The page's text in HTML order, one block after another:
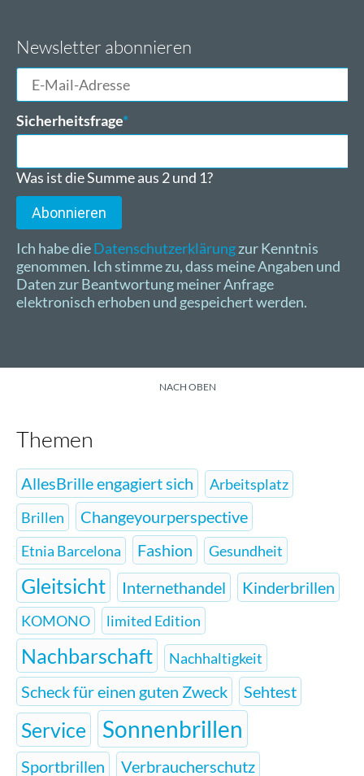
Newsletter abonnieren
E-
Mail-
Adresse
Pflichtfeld
Sicherheitsfrage*
Was ist die Summe aus 2 und 1?
Abonnieren
Ich habe dieDatenschutzerklärungzur Kenntnis
genommen. Ich stimme zu, dass meine Angaben und
Daten zur Beantwortung meiner Anfrage
elektronisch erhoben und gespeichert werden.
NACH OBEN
Themen
AllesBrille engagiert sich
Arbeitsplatz
Brillen
Changeyourperspective
Etnia Barcelona Fashion Gesundheit
Gleitsicht Internethandel Kinderbrillen
KOMONO limited Edition
Nachbarschaft Nachhaltigkeit
Scheck für einen guten Zweck Sehtest
Service Sonnenbrillen
Sportbrillen Verbraucherschutz